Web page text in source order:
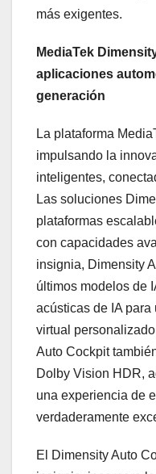
más exigentes.
MediaTek
aplicaciones
generación
La plataforma
impulsando la
inteligentes,
Las soluciones
plataformas
con capacidades
insignia, Dimensity
últimos modelos de
acústicas de IA
virtual
Auto Cockpit
Dolby Vision HDR,
una experiencia de
verdaderamente
El Dimensity Auto